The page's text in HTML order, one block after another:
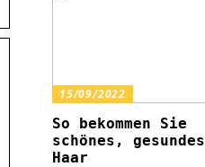
15/09/2022
So bekommen Sie
schönes, gesundes
Haar